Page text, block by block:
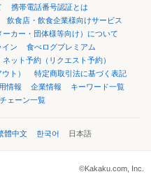
携帯電話番号認証とは
飲食店・飲食企業様向けサービス
ーカー・団体様等向け）について
イン
食べログプレミアム
ネット予約（リクエスト予約）
ト）
特定商取引法に基づく表記
情報 企業情報
キーワード一覧
チェーン一覧
體中文 한국어 日本語
©Kakaku.com, Inc.